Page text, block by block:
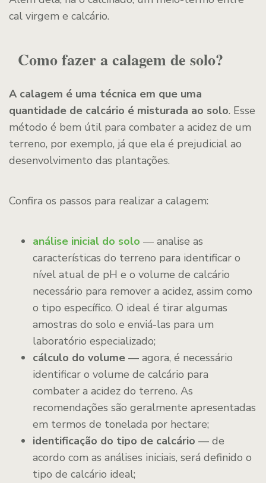
cal virgem e calcário.
Como fazer a calagem de solo?
A calagem é uma técnica em que uma
quantidade de calcário é misturada ao solo. Esse
método é bem útil para combater a acidez de um
terreno, por exemplo, já que ela é prejudicial ao
desenvolvimento das plantações.
Confira os passos para realizar a calagem:
análise inicial do solo — analise as
características do terreno para identificar o
nível atual de pH e o volume de calcário
necessário para remover a acidez, assim como
o tipo específico. O ideal é tirar algumas
amostras do solo e enviá-las para um
laboratório especializado;
cálculo do volume — agora, é necessário
identificar o volume de calcário para
combater a acidez do terreno. As
recomendações são geralmente apresentadas
em termos de tonelada por hectare;
identificação do tipo de calcário — de
acordo com as análises iniciais, será definido o
tipo de calcário ideal;